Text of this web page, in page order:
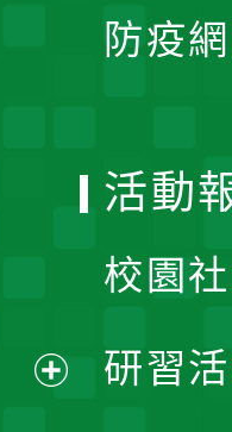
防疫
活動
校園
研習